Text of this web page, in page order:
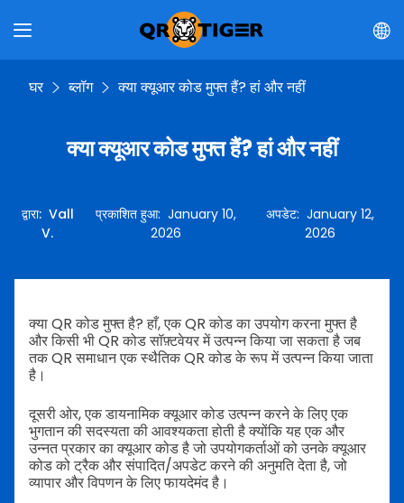
घर ब्लॉग क्या क्यूआर कोड मुफ्त हैं? हां और नहीं
क्या क्यूआर कोड मुफ्त हैं? हां और नहीं
द्वारा: Vall
V.
प्रकाशित हुआ: January 10,
2026
अपडेट:January 12,
2026
क्या QR कोड मुफ्त है? हाँ, एक QR कोड का उपयोग करना मुफ्त है
और किसी भी QR कोड सॉफ़्टवेयर में उत्पन्न किया जा सकता है जब
तक QR समाधान एक स्थैतिक QR कोड के रूप में उत्पन्न किया जाता
है।
दूसरी ओर, एक डायनामिक क्यूआर कोड उत्पन्न करने के लिए एक
भुगतान की सदस्यता की आवश्यकता होती है क्योंकि यह एक और
उन्नत प्रकार का क्यूआर कोड है जो उपयोगकर्ताओं को उनके क्यूआर
कोड को ट्रैक और संपादित/अपडेट करने की अनुमति देता है, जो
व्यापार और विपणन के लिए फायदेमंद है।